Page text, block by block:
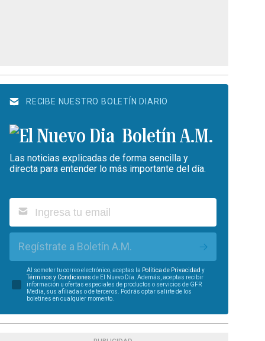
RECIBE NUESTRO BOLETÍN DIARIO
Boletín A.M.
Las noticias explicadas de forma sencilla y
directa para entender lo más importante del día.
Regístrate a Boletín A.M.
Al someter tu correo electrónico, aceptas la Política de Privacidad y
Términos y Condiciones de El Nuevo Día. Además, aceptas recibir
información u ofertas especiales de productos o servicios de GFR
Media, sus afiliadas o de terceros. Podrás optar salirte de los
boletines en cualquier momento.